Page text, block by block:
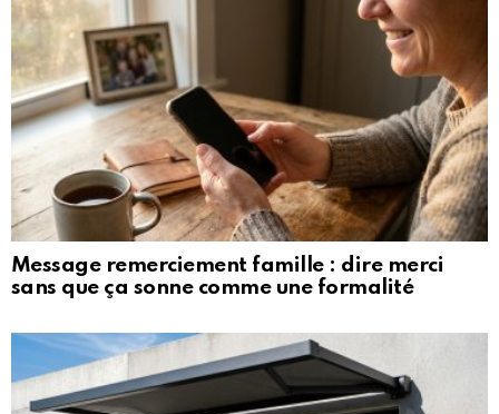
Message remerciement famille : dire merci
sans que ça sonne comme une formalité